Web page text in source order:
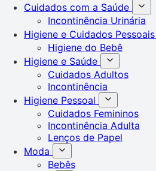
Cuidados com a Saúde
Incontinência Urinária
Higiene e Cuidados Pessoais
Higiene do Bebê
Higiene e Saúde
Cuidados Adultos
Incontinência
Higiene Pessoal
Cuidados Femininos
Incontinência Adulta
Lenços de Papel
Moda
Bebês